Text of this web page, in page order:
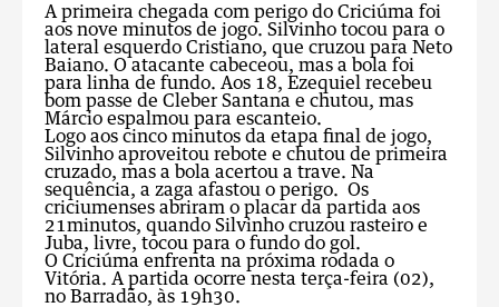
A primeira chegada com perigo do Criciúma foi
aos nove minutos de jogo. Silvinho tocou para o
lateral esquerdo Cristiano, que cruzou para Neto
Baiano. O atacante cabeceou, mas a bola foi
para linha de fundo. Aos 18, Ezequiel recebeu
bom passe de Cleber Santana e chutou, mas
Márcio espalmou para escanteio.
Logo aos cinco minutos da etapa final de jogo,
Silvinho aproveitou rebote e chutou de primeira
cruzado, mas a bola acertou a trave. Na
sequência, a zaga afastou o perigo. Os
criciumenses abriram o placar da partida aos
21minutos, quando Silvinho cruzou rasteiro e
Juba, livre, tocou para o fundo do gol.
O Criciúma enfrenta na próxima rodada o
Vitória. A partida ocorre nesta terça-feira (02),
no Barradão, às 19h30.